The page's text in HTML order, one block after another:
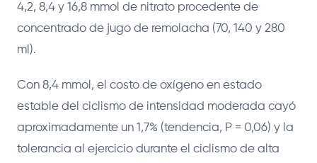
4,2, 8,4 y 16,8 mmol de nitrato procedente de
concentrado de jugo de remolacha (70, 140 y 280
ml).
Con 8,4 mmol, el costo de oxígeno en estado
estable del ciclismo de intensidad moderada cayó
aproximadamente un 1,7% (tendencia, P = 0,06) y la
tolerancia al ejercicio durante el ciclismo de alta